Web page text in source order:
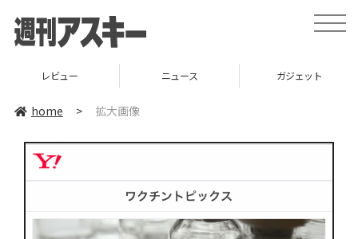
toggle
レビュー ニュース ガジェット
home > 拡大画像